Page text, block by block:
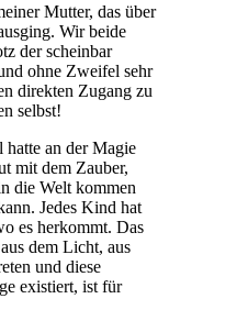
Mutter, das über
Wir beide
der scheinbar
ohne Zweifel sehr
direkten Zugang zu
selbst!
hatte an der Magie
mit dem Zauber,
die Welt kommen
Jedes Kind hat
es herkommt. Das
dem Licht, aus
und diese
existiert, ist für